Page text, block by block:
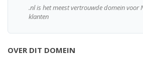
.nl is het meest vertrouwde domein voor
klanten
OVER DIT DOMEIN